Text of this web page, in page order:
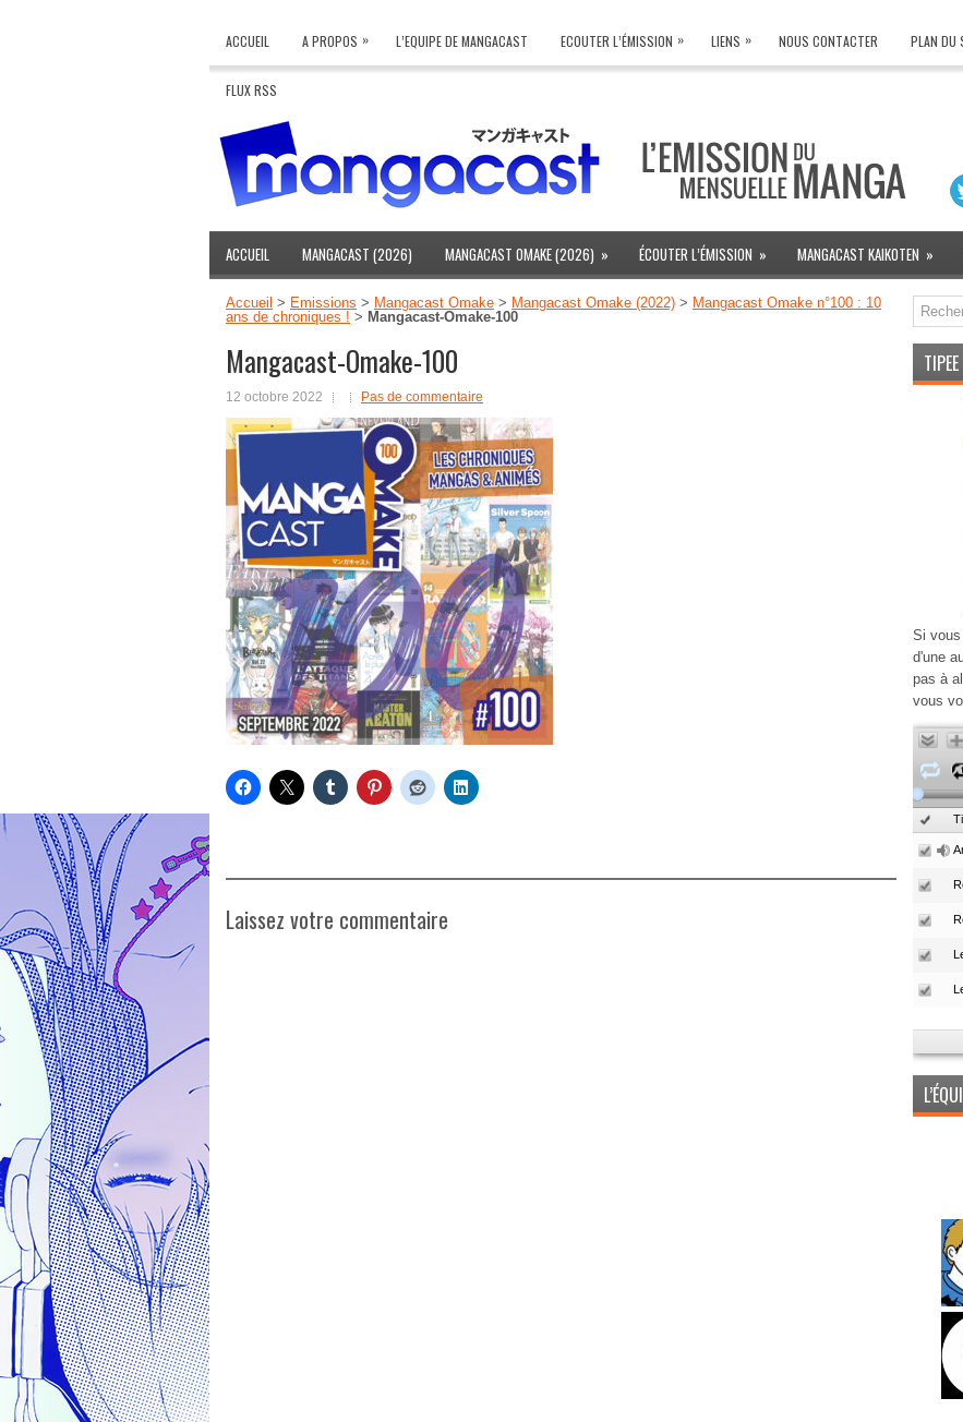
ACCUEIL A PROPOS » L’EQUIPE DE MANGACAST ECOUTER L’ÉMISSION » LIENS » NOUS CONTACTER PLAN DU
FLUX RSS
ACCUEIL MANGACAST (2026) MANGACAST OMAKE (2026) » ÉCOUTER L’ÉMISSION » MANGACAST KAIKOTEN »
Accueil > Emissions > Mangacast Omake > Mangacast Omake (2022) > Mangacast Omake n°100 : 10
ans de chroniques ! > Mangacast-Omake-100
Mangacast-Omake-100
12 octobre 2022 Pas de commentaire
Laissez votre commentaire
Si
d'une
pas à
vous